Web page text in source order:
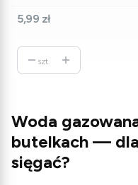
Cena
5,99 zł
szt.
Woda
butelkach —
sięgać?